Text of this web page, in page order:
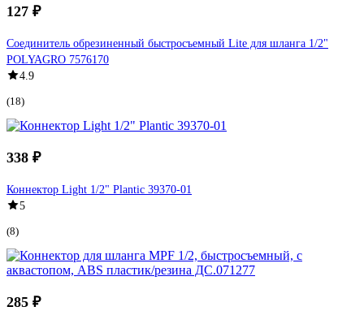
127 ₽
Соединитель обрезиненный быстросъемный Lite для шланга 1/2"
POLYAGRO 7576170
4.9
(18)
338 ₽
Коннектор Light 1/2" Plantic 39370-01
5
(8)
285 ₽